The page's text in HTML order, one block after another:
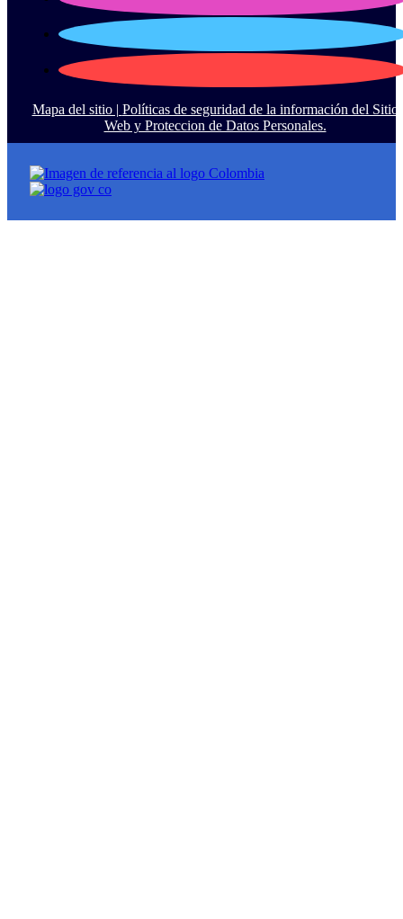
Mapa del sitio | Políticas de seguridad de la información del Sitio
Web y Proteccion de Datos Personales.